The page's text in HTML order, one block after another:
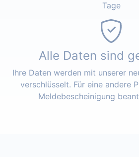
Tage
Alle Daten sind
Ihre Daten werden mit unserer
verschlüsselt. Für eine andere
Meldebescheinigung